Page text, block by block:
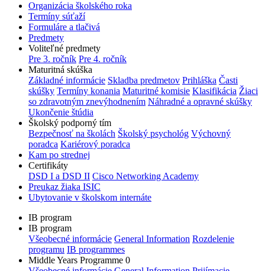
Organizácia školského roka
Termíny súťaží
Formuláre a tlačivá
Predmety
Voliteľné predmety
Pre 3. ročník Pre 4. ročník
Maturitná skúška
Základné informácie Skladba predmetov Prihláška Časti
skúšky Termíny konania Maturitné komisie Klasifikácia Žiaci
so zdravotným znevýhodnením Náhradné a opravné skúšky
Ukončenie štúdia
Školský podporný tím
Bezpečnosť na školách Školský psychológ Výchovný
poradca Kariérový poradca
Kam po strednej
Certifikáty
DSD I a DSD II Cisco Networking Academy
Preukaz žiaka ISIC
Ubytovanie v školskom internáte
IB program
IB program
Všeobecné informácie General Information Rozdelenie
programu IB programmes
Middle Years Programme 0